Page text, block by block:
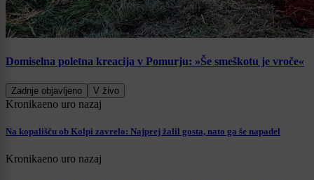
Domiselna poletna kreacija v Pomurju: »Še smeškotu je vroče«
Zadnje objavljeno V živo
Kronikaeno uro nazaj
Na kopališču ob Kolpi zavrelo: Najprej žalil gosta, nato ga še napadel
Kronikaeno uro nazaj